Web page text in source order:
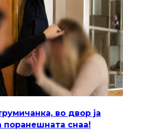
во двор ја
поранешната снаа!